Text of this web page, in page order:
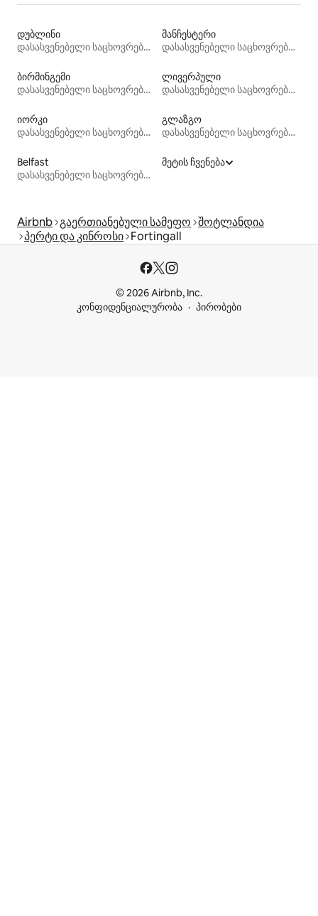
დუბლინი
დასასვენებელი საცხოვრებლები
მანჩესტერი
დასასვენებელი საცხოვრებლები
ბირმინგემი
დასასვენებელი საცხოვრებლები
ლივერპული
დასასვენებელი საცხოვრებლები
იორკი
დასასვენებელი საცხოვრებლები
გლაზგო
დასასვენებელი საცხოვრებლები
Belfast
დასასვენებელი საცხოვრებლები
მეტის ჩვენება
Airbnb გაერთიანებული სამეფო შოტლანდია
პერტი და კინროსი Fortingall
© 2026 Airbnb, Inc.
კონფიდენციალურობა
პირობები